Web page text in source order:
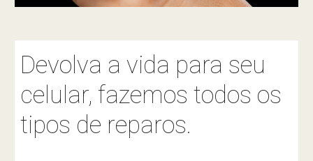
Devolva a vida para seu
celular, fazemos todos os
tipos de reparos.